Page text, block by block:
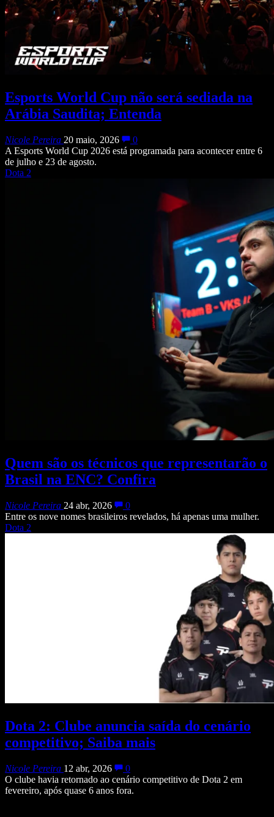
Esports World Cup não será sediada na
Arábia Saudita; Entenda
Nicole Pereira 20 maio, 2026
0
A Esports World Cup 2026 está programada para acontecer entre 6
de julho e 23 de agosto.
Dota 2
Quem são os técnicos que representarão o
Brasil na ENC? Confira
Nicole Pereira 24 abr, 2026
0
Entre os nove nomes brasileiros revelados, há apenas uma mulher.
Dota 2
Dota 2: Clube anuncia saída do cenário
competitivo; Saiba mais
Nicole Pereira 12 abr, 2026
0
O clube havia retornado ao cenário competitivo de Dota 2 em
fevereiro, após quase 6 anos fora.